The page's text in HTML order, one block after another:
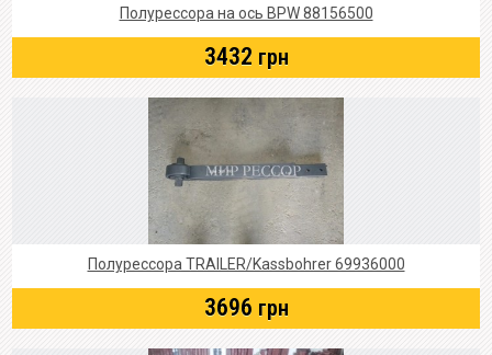
Полурессора на ось BPW 88156500
3432 грн
Полурессора TRAILER/Kassbohrer 69936000
3696 грн